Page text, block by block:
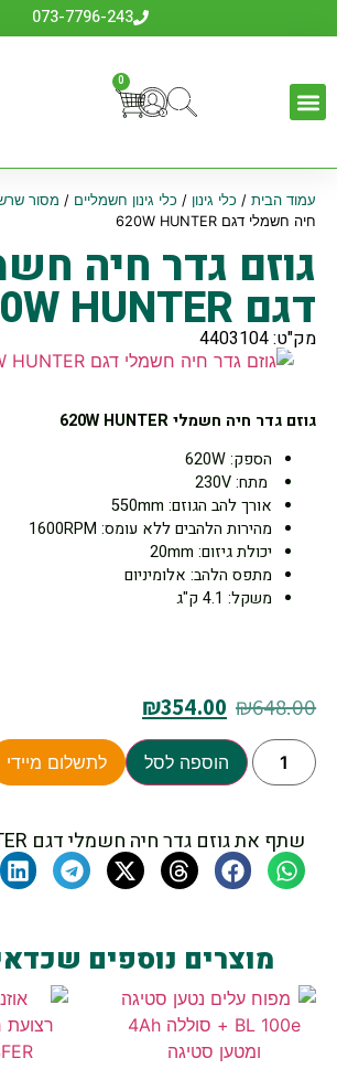
073-7796-243
0
עמוד הבית/ כלי גינון / כלי גינון חשמליים / מסור
חיה חשמלי דגם 620W HUNTER
גוזם גדר חיה
דגם 620W HUNTER
מק"ט: 4403104
גוזם גדר חיה חשמלי 620W HUNTER
הספק: 620W
מתח: 230V
אורך להב הגוזם: 550mm
מהירות הלהבים ללא עומס: 1600RPM
יכולת גיזום: 20mm
מתפס הלהב: אלומיניום
משקל: 4.1 ק"ג
₪648.00
₪354.00
הוספה לסל לתשלום מיידי
שתף את גוזם גדר חיה חשמלי דגם 620W HUNTER
מוצרים נוספים